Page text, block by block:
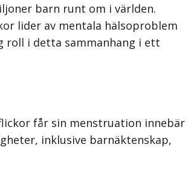
barn runt om i världen.
lider av mentala hälsoproblem
roll i detta sammanhang i ett
får sin menstruation innebär
inklusive barnäktenskap,